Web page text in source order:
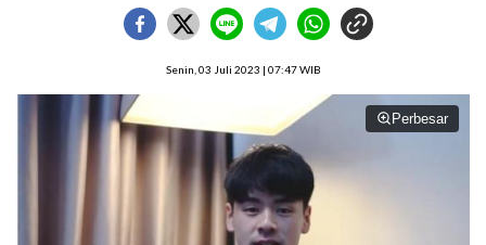
Senin, 03 Juli 2023 | 07:47 WIB
Perbesar